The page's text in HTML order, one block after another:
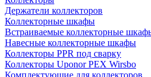
Держатели коллекторов
Коллекторные шкафы
Встраиваемые коллекторные
Навесные коллекторные шкафы
Коллекторы PPR под сварку
Коллекторы Uponor PEX Wirsbo
Комплектующие для коллекторов